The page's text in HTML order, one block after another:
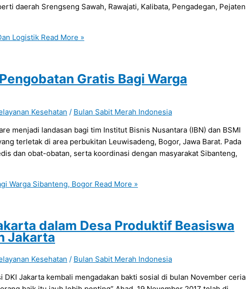
daerah Srengseng Sawah, Rawajati, Kalibata, Pengadegan, Pejaten
Logistik Read More »
Gratis Bagi Warga
Kesehatan / Bulan Sabit Merah Indonesia
menjadi landasan bagi tim Institut Bisnis Nusantara (IBN) dan BSMI
terletak di area perbukitan Leuwisadeng, Bogor, Jawa Barat. Pada
dan obat-obatan, serta koordinasi dengan masyarakat Sibanteng,
Warga Sibanteng, Bogor Read More »
dalam Desa Produktif Beasiswa
Jakarta
Kesehatan / Bulan Sabit Merah Indonesia
DKI Jakarta kembali mengadakan bakti sosial di bulan November ceria